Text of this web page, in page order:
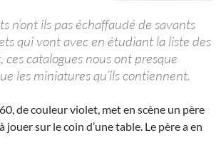
n’ont ils pas échaffaudé de savants
qui vont avec en étudiant la liste des
ces catalogues nous ont presque
les miniatures qu’ils contiennent.
de couleur violet, met en scène un père
jouer sur le coin d’une table. Le père a en